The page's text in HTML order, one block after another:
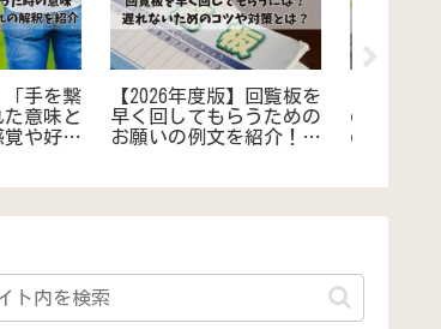
スメータ
き配は危
雨で濡れ
【2026年度版】メルカリ
の返品で住所教えたくな
い時どうする？コンビニ